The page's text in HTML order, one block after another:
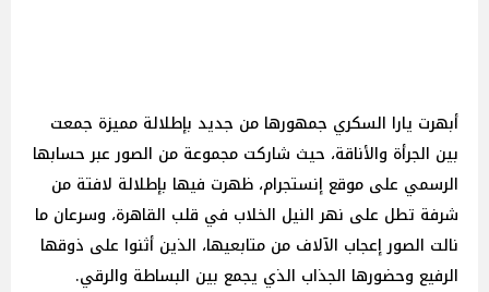
أبهرت يارا السكري جمهورها من جديد بإطلالة مميزة جمعت
بين الجرأة والأناقة، حيث شاركت مجموعة من الصور عبر حسابها
الرسمي على موقع إنستجرام، ظهرت فيها بإطلالة لافتة من
شرفة تطل على نهر النيل الخلاب في قلب القاهرة، وسرعان ما
نالت الصور إعجاب الآلاف من متابعيها، الذين أثنوا على ذوقها
الرفيع وحضورها الجذاب الذي يجمع بين البساطة والرقي.